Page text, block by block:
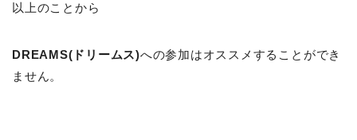
以上のことから
DREAMS(ドリームス)への参加はオススメすることができ
ません。